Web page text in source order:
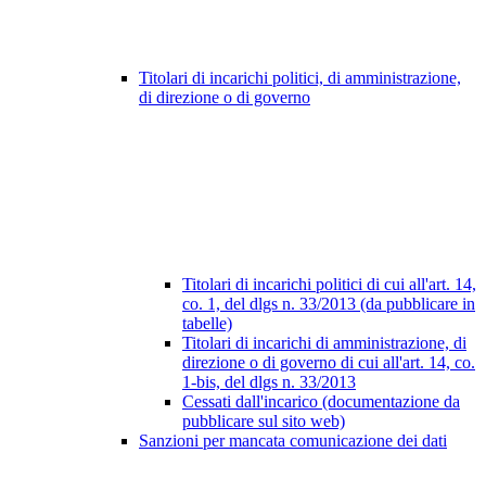
Titolari di incarichi politici, di amministrazione,
di direzione o di governo
Titolari di incarichi politici di cui all'art. 14,
co. 1, del dlgs n. 33/2013 (da pubblicare in
tabelle)
Titolari di incarichi di amministrazione, di
direzione o di governo di cui all'art. 14, co.
1-bis, del dlgs n. 33/2013
Cessati dall'incarico (documentazione da
pubblicare sul sito web)
Sanzioni per mancata comunicazione dei dati